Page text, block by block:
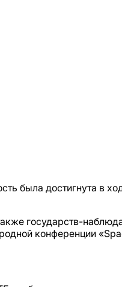
была достигнута в
государств-
конференции